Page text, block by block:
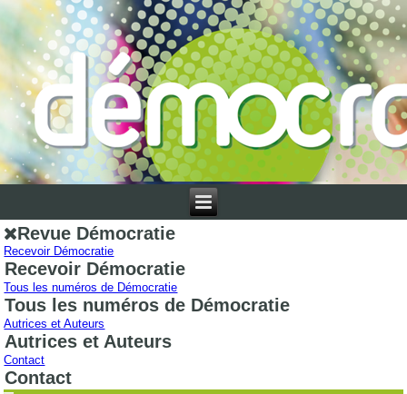
Revue Démocratie
Recevoir Démocratie
Recevoir Démocratie
Tous les numéros de Démocratie
Tous les numéros de Démocratie
Autrices et Auteurs
Autrices et Auteurs
Contact
Contact